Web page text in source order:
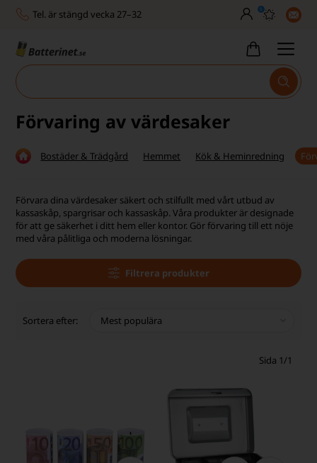
Tel. är stängd vecka 27–32
Snabb leverans - 1-3 dagar
Inga dolda avgifter
Fasta låga priser
Bra Trustscore
0
Förvaring av värdesaker
Bostäder & Trädgård Hemmet Kök & Heminredning
Förvara dina värdesaker säkert och stilfullt med vårt utbud av
kassaskåp, spargrisar och kassaskåp. Våra produkter är designade
för att ge säkerhet i ditt hem eller kontor. Gör förvaring till ett nöje
med våra pålitliga och moderna lösningar.
Filtrera produkter
Sortera efter:
Sida 1/1